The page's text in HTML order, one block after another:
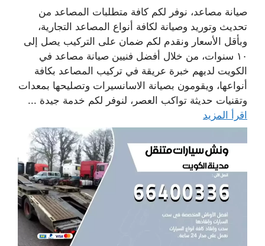
صيانة مصاعد، نوفر لكم كافة متطلبات المصاعد من
تحديث وتوريد وصيانة لكافة أنواع المصاعد التجارية،
وبأقل الأسعار ونقدم لكم ضمان على التركيب يصل إلى
١٠ سنوات، من خلال أفضل فنيين صيانة مصاعد في
الكويت لديهم خبرة عريقة في تركيب المصاعد بكافة
أنواعها، ويقومون بصيانة الاسانسيرات وتصليحها بمعدات
وتقنيات حديثة تواكب العصر، لنوفر لكم خدمة جيدة ...
اقرأ المزيد